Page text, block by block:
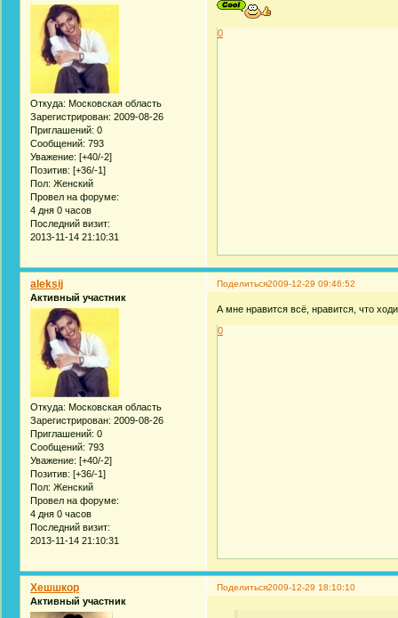
Откуда: Московская область
Зарегистрирован: 2009-08-26
Приглашений: 0
Сообщений: 793
Уважение: [+40/-2]
Позитив: [+36/-1]
Пол: Женский
Провел на форуме:
4 дня 0 часов
Последний визит:
2013-11-14 21:10:31
0
Поделиться2009-12-29 09:46:52
aleksij
Активный участник
Откуда: Московская область
Зарегистрирован: 2009-08-26
Приглашений: 0
Сообщений: 793
Уважение: [+40/-2]
Позитив: [+36/-1]
Пол: Женский
Провел на форуме:
4 дня 0 часов
Последний визит:
2013-11-14 21:10:31
А мне нравится всё, нравится, что
0
Поделиться2009-12-29 18:10:10
Хешшкор
Активный участник